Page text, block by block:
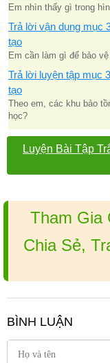
Em nhìn thấy gì trong
Trả lời vận dụng mục
tạo
Em cần làm gì để bảo vệ
Trả lời luyện tập mục
tạo
Theo em, các khu bảo
học?
Luyện Bài Tập
Tham Gia
Chia Sẻ,
BÌNH LUẬN